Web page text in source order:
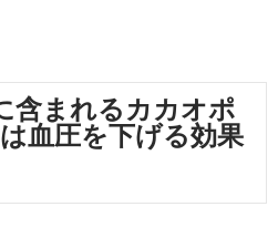
含まれるカカオポ
血圧を下げる効果